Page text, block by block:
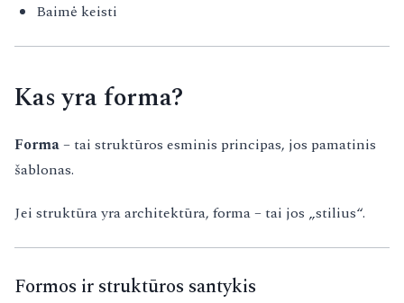
Baimė keisti
Kas yra forma?
Forma– tai struktūros esminis principas, jos pamatinis
šablonas.
Jei struktūra yra architektūra, forma – tai jos „stilius“.
Formos ir struktūros santykis